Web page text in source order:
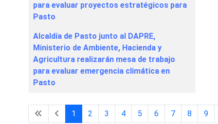
para evaluar proyectos estratégicos para
Pasto
Alcaldía de Pasto junto al DAPRE,
Ministerio de Ambiente, Hacienda y
Agricultura realizarán mesa de trabajo
para evaluar emergencia climática en
Pasto
Página 1 de 60
1 2 3 4 5 6 7 8 9